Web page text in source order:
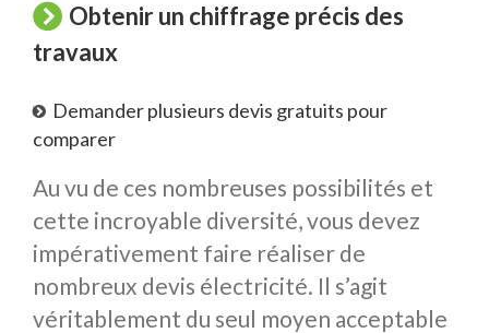
Obtenir un chiffrage précis des
travaux
Demander plusieurs devis gratuits pour
comparer
Au vu de ces nombreuses possibilités et
cette incroyable diversité, vous devez
impérativement faire réaliser de
nombreux devis électricité. Il s’agit
véritablement du seul moyen acceptable